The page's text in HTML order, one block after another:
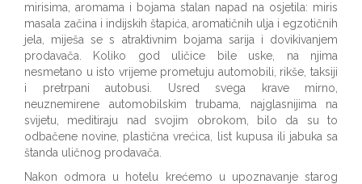
mirisima, aromama i bojama stalan napad na osjetila: miris
masala začina i indijskih štapića, aromatičnih ulja i egzotičnih
jela, miješa se s atraktivnim bojama sarija i dovikivanjem
prodavača. Koliko god uličice bile uske, na njima
nesmetano u isto vrijeme prometuju automobili, rikše, taksiji
i pretrpani autobusi. Usred svega krave mirno,
neuznemirene automobilskim trubama, najglasnijima na
svijetu, meditiraju nad svojim obrokom, bilo da su to
odbačene novine, plastična vrećica, list kupusa ili jabuka sa
štanda uličnog prodavača.
Nakon odmora u hotelu krećemo u upoznavanje starog